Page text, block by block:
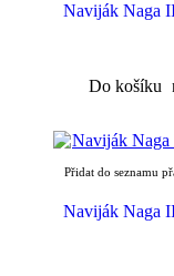
Naviják Naga
Do košíku
Přidat do seznamu
Naviják Naga